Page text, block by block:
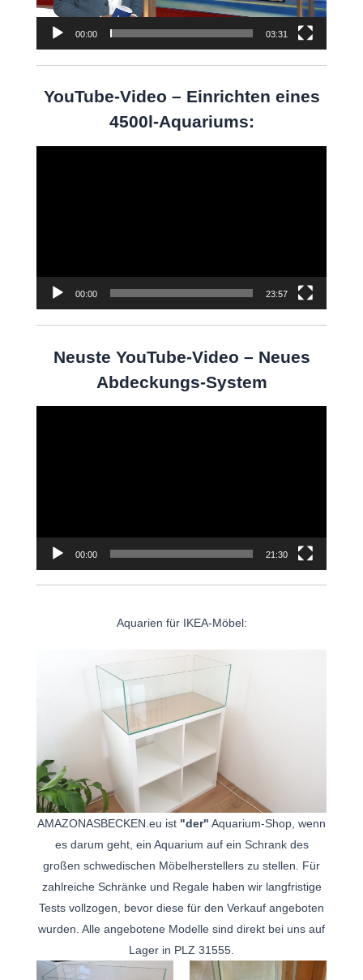
00:00 03:31
YouTube-Video – Einrichten eines
4500l-Aquariums:
00:00 23:57
Neuste YouTube-Video – Neues
Abdeckungs-System
00:00 21:30
Aquarien für IKEA-Möbel:
AMAZONASBECKEN.eu ist "der" Aquarium-Shop, wenn
es darum geht, ein Aquarium auf ein Schrank des
großen schwedischen Möbelherstellers zu stellen. Für
zahlreiche Schränke und Regale haben wir langfristige
Tests vollzogen, bevor diese für den Verkauf angeboten
wurden. Alle angebotene Modelle sind direkt bei uns auf
Lager in PLZ 31555.